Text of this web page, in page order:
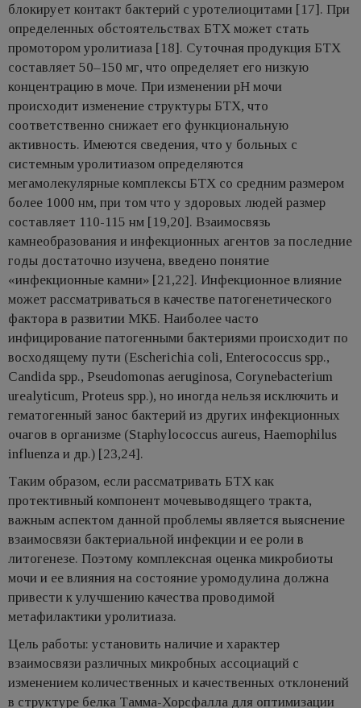
блокирует контакт бактерий с уротелиоцитами [17]. При
определенных обстоятельствах БТХ может стать
промотором уролитиаза [18]. Суточная продукция БТХ
составляет 50–150 мг, что определяет его низкую
концентрацию в моче. При изменении рН мочи
происходит изменение структуры БТХ, что
соответственно снижает его функциональную
активность. Имеются сведения, что у больных с
системным уролитиазом определяются
мегамолекулярные комплексы БТХ со средним размером
более 1000 нм, при том что у здоровых людей размер
составляет 110-115 нм [19,20]. Взаимосвязь
камнеобразования и инфекционных агентов за последние
годы достаточно изучена, введено понятие
«инфекционные камни» [21,22]. Инфекционное влияние
может рассматриваться в качестве патогенетического
фактора в развитии МКБ. Наиболее часто
инфицирование патогенными бактериями происходит по
восходящему пути (Escherichia coli, Enterococcus spp.,
Candida spp., Pseudomonas aeruginosa, Corynebacterium
urealyticum, Proteus spp.), но иногда нельзя исключить и
гематогенный занос бактерий из других инфекционных
очагов в организме (Staphylococcus aureus, Haemophilus
influenza и др.) [23,24].
Таким образом, если рассматривать БТХ как
протективный компонент мочевыводящего тракта,
важным аспектом данной проблемы является выяснение
взаимосвязи бактериальной инфекции и ее роли в
литогенезе. Поэтому комплексная оценка микробиоты
мочи и ее влияния на состояние уромодулина должна
привести к улучшению качества проводимой
метафилактики уролитиаза.
Цель работы: установить наличие и характер
взаимосвязи различных микробных ассоциаций с
изменением количественных и качественных отклонений
в структуре белка Тамма-Хорсфалла для оптимизации